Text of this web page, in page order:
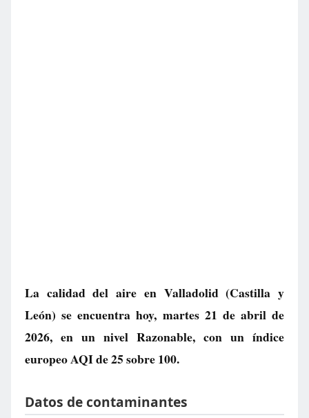
La calidad del aire en Valladolid(Castilla y
León) se encuentra hoy, martes 21 de abril de
2026, en un nivel Razonable, con un índice
europeo AQI de25sobre 100.
Datos de contaminantes